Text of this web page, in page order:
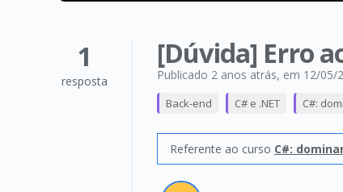
1
resposta
[Dúvida] Erro
Publicado 2 anos atrás, em 12/05/
Back-end C# e .NET C#:
Referente ao curso C#: